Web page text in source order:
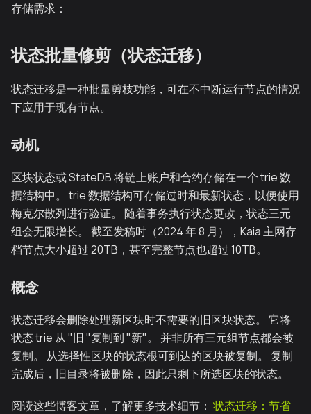
存储需求：
状态批量修剪（状态迁移）
状态迁移是一种批量剪枝功能，可在不中断运行节点的情况
下应用于现有节点。
动机
区块状态或 StateDB 将链上账户和合约存储在一个 trie 数
据结构中。 trie 数据结构可存储过时和最新状态，以便使用
梅克尔散列进行验证。 随着事务执行状态更改，状态三元
组会无限增长。 截至发稿时（2024 年 8 月），Kaia 主网存
档节点大小超过 20TB，甚至完整节点也超过 10TB。
概念
状态迁移会删除处理新区块时不需要的旧区块状态。 它将
状态 trie 从 "旧 "复制到 "新"。 并非所有三元组节点都会被
复制。 从选择性区块的状态根可到达的区块被复制。 复制
完成后，旧目录将被删除，因此只剩下所选区块的状态。
阅读这些博客文章，了解更多技术细节： 状态迁移：节省